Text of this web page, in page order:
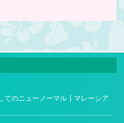
てのニューノーマル┃マレーシア